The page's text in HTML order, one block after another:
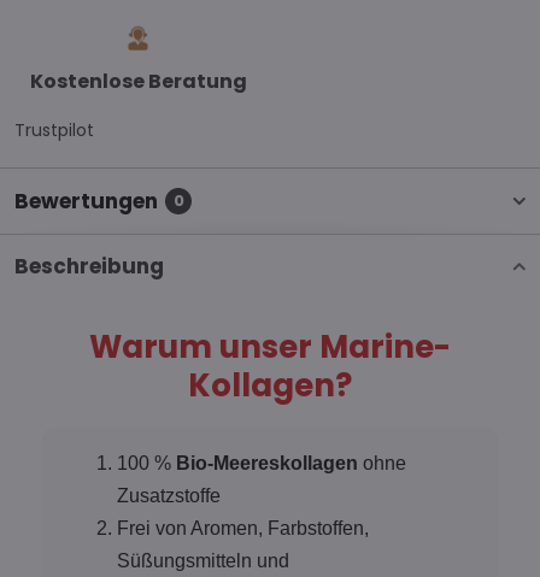
Kostenlose Beratung
Trustpilot
Beschreibung
Warum unser Marine-
Kollagen?
100 % Bio-Meereskollagen ohne
Zusatzstoffe
Frei von Aromen, Farbstoffen,
Süßungsmitteln und
Bewertungen 0